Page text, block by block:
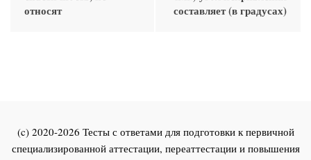
относят
составляет (в градусах)
(c) 2020-2026 Тесты с ответами для подготовки к первичной
специализированной аттестации, переаттестации и повышения